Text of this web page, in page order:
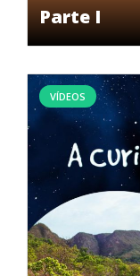
Parte I
VÍDEOS